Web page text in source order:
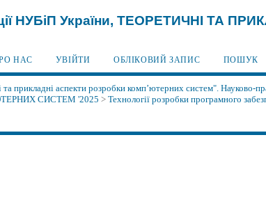
НУБіП України, ТЕОРЕТИЧНІ ТА
НАС УВІЙТИ ОБЛІКОВИЙ ЗАПИС ПОШУК
та прикладні аспекти розробки комп’ютерних систем". Науково-
СИСТЕМ '2025 >Технології розробки програмного